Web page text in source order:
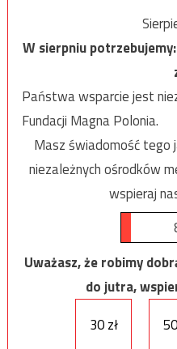
W sierpniu potrzebujemy:
Państwa wsparcie jest
Fundacji Magna Polonia.
Masz świadomość
niezależnych ośrodków
wspieraj
Uważasz, że robimy
do jutra,
30 zł